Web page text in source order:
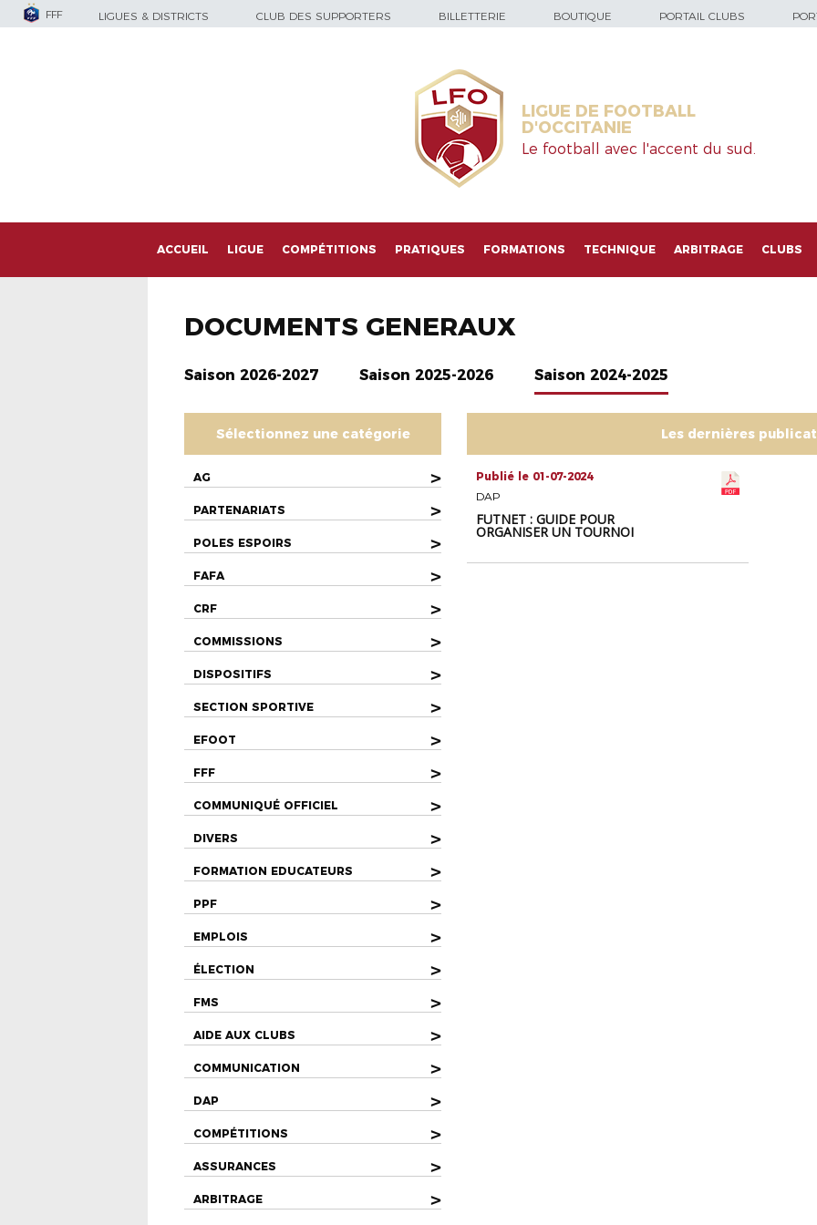
FFF LIGUES & DISTRICTS CLUB DES SUPPORTERS BILLETTERIE BOUTIQUE PORTAIL CLUBS
LIGUE DE FOOTBALL
D'OCCITANIE
Le football avec l'accent du sud.
ACCUEIL LIGUE COMPÉTITIONS PRATIQUES FORMATIONS TECHNIQUE ARBITRAGE CLUBS
DOCUMENTS GENERAUX
Saison 2026-2027 Saison 2025-2026 Saison 2024-2025
Sélectionnez une catégorie
AG >
PARTENARIATS >
POLES ESPOIRS >
FAFA >
CRF >
COMMISSIONS >
DISPOSITIFS >
SECTION SPORTIVE >
EFOOT >
FFF >
COMMUNIQUÉ OFFICIEL >
DIVERS >
FORMATION EDUCATEURS >
PPF >
EMPLOIS >
ÉLECTION >
FMS >
AIDE AUX CLUBS >
COMMUNICATION >
DAP >
COMPÉTITIONS >
ASSURANCES >
ARBITRAGE
>
Les dernières
Publié le 01-07-2024
DAP
FUTNET : GUIDE POUR
ORGANISER UN TOURNOI